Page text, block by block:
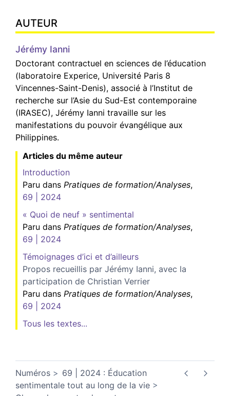
AUTEUR
Jérémy Ianni
Doctorant contractuel en sciences de l’éducation
(laboratoire Experice, Université Paris 8
Vincennes-Saint-Denis), associé à l’Institut de
recherche sur l’Asie du Sud-Est contemporaine
(IRASEC), Jérémy Ianni travaille sur les
manifestations du pouvoir évangélique aux
Philippines.
Articles du même auteur
Introduction
Paru dans Pratiques de formation/Analyses,
69 | 2024
« Quoi de neuf » sentimental
Paru dans Pratiques de formation/Analyses,
69 | 2024
Témoignages d’ici et d’ailleurs
Propos recueillis par Jérémy Ianni, avec la
participation de Christian Verrier
Paru dans Pratiques de formation/Analyses,
69 | 2024
Tous les textes...
Numéros
69 | 2024 : Éducation
sentimentale tout au long de la vie